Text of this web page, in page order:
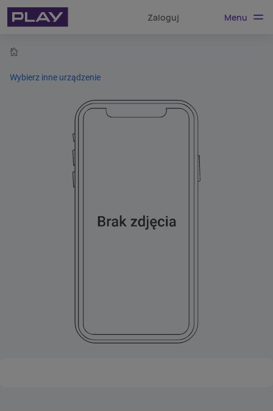
Zaloguj Menu
Wybierz inne urządzenie